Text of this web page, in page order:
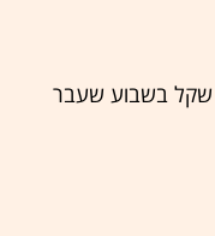
יורדת מ־34 מיליון שקל בשבוע שעבר